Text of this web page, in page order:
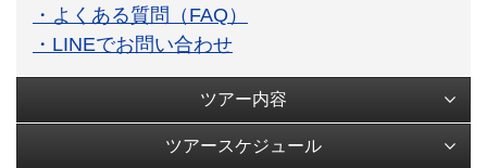
・よくある質問（FAQ）
・LINEでお問い合わせ
ツアー内容
ツアースケジュール